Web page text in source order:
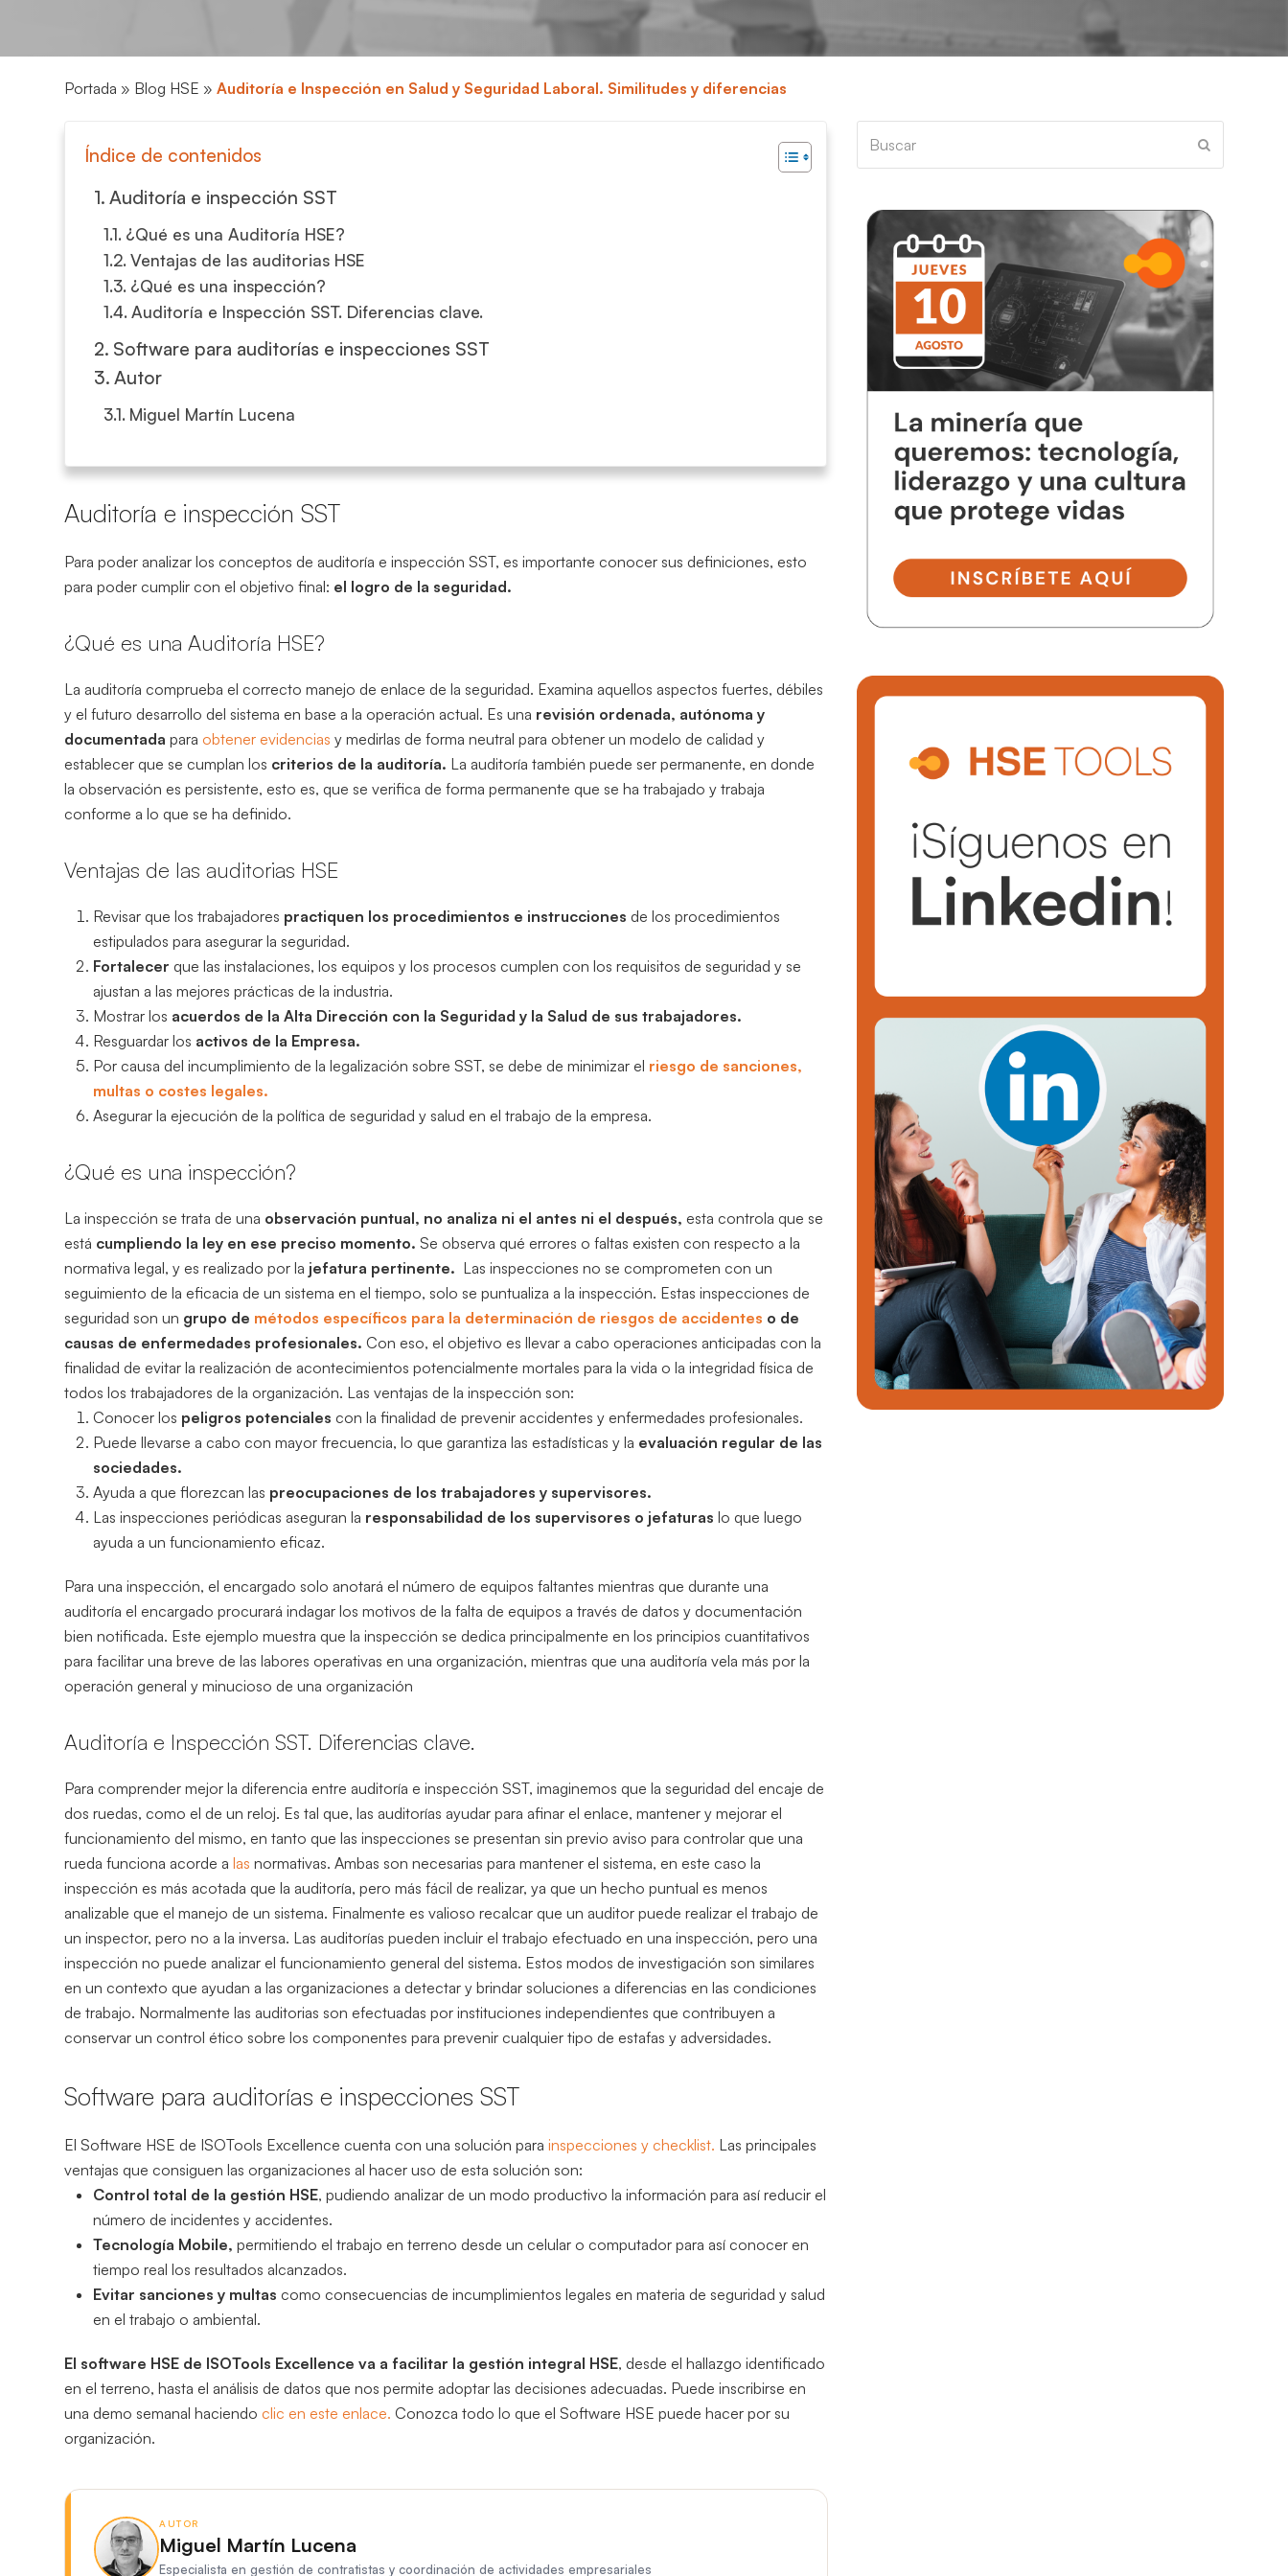
Portada » Blog HSE »Auditoría e Inspección en Salud y Seguridad Laboral. Similitudes y diferencias
Índice de contenidos
Auditoría e inspección SST
¿Qué es una Auditoría HSE?
Ventajas de las auditorias HSE
¿Qué es una inspección?
Auditoría e Inspección SST. Diferencias clave.
Software para auditorías e inspecciones SST
Autor
Miguel Martín Lucena
Auditoría e inspección SST
Para poder analizar los conceptos de auditoría e inspección SST, es importante conocer sus definiciones, esto
para poder cumplir con el objetivo final: el logro de la seguridad.
¿Qué es una Auditoría HSE?
La auditoría comprueba el correcto manejo de enlace de la seguridad. Examina aquellos aspectos fuertes, débiles
y el futuro desarrollo del sistema en base a la operación actual. Es una revisión ordenada, autónoma y
documentada para obtener evidencias y medirlas de forma neutral para obtener un modelo de calidad y
establecer que se cumplan los criterios de la auditoría. La auditoría también puede ser permanente, en donde
la observación es persistente, esto es, que se verifica de forma permanente que se ha trabajado y trabaja
conforme a lo que se ha definido.
Ventajas de las auditorias HSE
Revisar que los trabajadores practiquen los procedimientos e instrucciones de los procedimientos
estipulados para asegurar la seguridad.
Fortalecer que las instalaciones, los equipos y los procesos cumplen con los requisitos de seguridad y se
ajustan a las mejores prácticas de la industria.
Mostrar los acuerdos de la Alta Dirección con la Seguridad y la Salud de sus trabajadores.
Resguardar los activos de la Empresa.
Por causa del incumplimiento de la legalización sobre SST, se debe de minimizar el riesgo de sanciones,
multas o costes legales.
Asegurar la ejecución de la política de seguridad y salud en el trabajo de la empresa.
¿Qué es una inspección?
La inspección se trata de una observación puntual, no analiza ni el antes ni el después, esta controla que se
está cumpliendo la ley en ese preciso momento. Se observa qué errores o faltas existen con respecto a la
normativa legal, y es realizado por la jefatura pertinente. Las inspecciones no se comprometen con un
seguimiento de la eficacia de un sistema en el tiempo, solo se puntualiza a la inspección. Estas inspecciones de
seguridad son un grupo de métodos específicos para la determinación de riesgos de accidentes o de
causas de enfermedades profesionales. Con eso, el objetivo es llevar a cabo operaciones anticipadas con la
finalidad de evitar la realización de acontecimientos potencialmente mortales para la vida o la integridad física de
todos los trabajadores de la organización. Las ventajas de la inspección son:
Conocer los peligros potenciales con la finalidad de prevenir accidentes y enfermedades profesionales.
Puede llevarse a cabo con mayor frecuencia, lo que garantiza las estadísticas y la evaluación regular de las
sociedades.
Ayuda a que florezcan las preocupaciones de los trabajadores y supervisores.
Las inspecciones periódicas aseguran la responsabilidad de los supervisores o jefaturas lo que luego
ayuda a un funcionamiento eficaz.
Para una inspección, el encargado solo anotará el número de equipos faltantes mientras que durante una
auditoría el encargado procurará indagar los motivos de la falta de equipos a través de datos y documentación
bien notificada. Este ejemplo muestra que la inspección se dedica principalmente en los principios cuantitativos
para facilitar una breve de las labores operativas en una organización, mientras que una auditoría vela más por la
operación general y minucioso de una organización
Auditoría e Inspección SST. Diferencias clave.
Para comprender mejor la diferencia entre auditoría e inspección SST, imaginemos que la seguridad del encaje de
dos ruedas, como el de un reloj. Es tal que, las auditorías ayudar para afinar el enlace, mantener y mejorar el
funcionamiento del mismo, en tanto que las inspecciones se presentan sin previo aviso para controlar que una
rueda funciona acorde alas normativas. Ambas son necesarias para mantener el sistema, en este caso la
inspección es más acotada que la auditoría, pero más fácil de realizar, ya que un hecho puntual es menos
analizable que el manejo de un sistema. Finalmente es valioso recalcar que un auditor puede realizar el trabajo de
un inspector, pero no a la inversa. Las auditorías pueden incluir el trabajo efectuado en una inspección, pero una
inspección no puede analizar el funcionamiento general del sistema. Estos modos de investigación son similares
en un contexto que ayudan a las organizaciones a detectar y brindar soluciones a diferencias en las condiciones
de trabajo. Normalmente las auditorias son efectuadas por instituciones independientes que contribuyen a
conservar un control ético sobre los componentes para prevenir cualquier tipo de estafas y adversidades.
Software para auditorías e inspecciones SST
El Software HSE de ISOTools Excellence cuenta con una solución parainspecciones y checklist. Las principales
ventajas que consiguen las organizaciones al hacer uso de esta solución son:
Control total de la gestión HSE, pudiendo analizar de un modo productivo la información para así reducir el
número de incidentes y accidentes.
Tecnología Mobile, permitiendo el trabajo en terreno desde un celular o computador para así conocer en
tiempo real los resultados alcanzados.
Evitar sanciones y multas como consecuencias de incumplimientos legales en materia de seguridad y salud
en el trabajo o ambiental.
El software HSE de ISOTools Excellence va a facilitar la gestión integral HSE, desde el hallazgo identificado
en el terreno, hasta el análisis de datos que nos permite adoptar las decisiones adecuadas. Puede inscribirse en
una demo semanal haciendo clic en este enlace. Conozca todo lo que el Software HSE puede hacer por su
organización.
AUTOR
Miguel Martín Lucena
Especialista en gestión de contratistas y coordinación de actividades empresariales